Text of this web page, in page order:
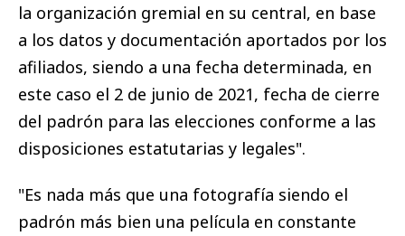
la organización gremial en su central, en base
a los datos y documentación aportados por los
afiliados, siendo a una fecha determinada, en
este caso el 2 de junio de 2021, fecha de cierre
del padrón para las elecciones conforme a las
disposiciones estatutarias y legales".
"Es nada más que una fotografía siendo el
padrón más bien una película en constante